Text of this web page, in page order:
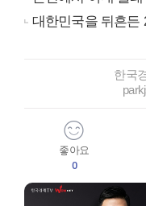
대한민국을 뒤흔든
한국
좋아요
0